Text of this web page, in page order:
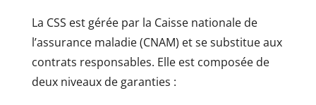
La CSS est gérée par la Caisse nationale de
l’assurance maladie (CNAM) et se substitue aux
contrats responsables. Elle est composée de
deux niveaux de garanties :